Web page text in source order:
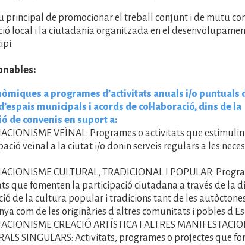
principal de promocionar el treball conjunt i de mutu
local i la ciutadania organitzada en el
a programes d’activitats anuals i/o puntuals
municipals i acords de col·laboració, dins de la
de convenis en suport a:
VEÏNAL: Programes o activitats que
veïnal a la ciutat i/o donin serveis regulars a les
CULTURAL, TRADICIONAL I POPULAR:
que fomenten la participació ciutadana a través de la
de la cultura popular i tradicions tant de les
com de les originàries d'altres comunitats i pobles
CREACIÓ ARTÍSTICA I ALTRES
SINGULARS: Activitats, programes o projectes que